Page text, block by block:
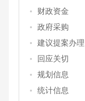
财政资金
政府采购
建议提案办理
回应关切
规划信息
统计信息